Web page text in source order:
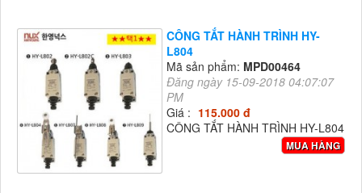
CÔNG TẮT HÀNH TRÌNH HY-
L804
Mã sản phẩm: MPD00464
Đăng ngày 15-09-2018 04:07:07
PM
Giá : 115.000 đ
CÔNG TẮT HÀNH TRÌNH HY-L804
MUA HÀNG